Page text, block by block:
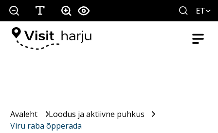
ET
Avaleht
Loodus ja aktiivne puhkus
Viru raba õpperada